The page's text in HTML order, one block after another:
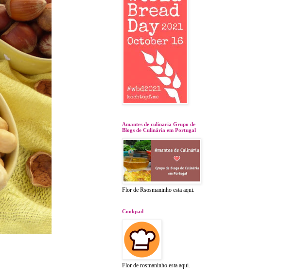
Amantes de culinaria Grupo de
Blogs de Culinária em Portugal
Flor de Rsosmaninho esta aqui.
Cookpad
Flor de rosmaninho esta aqui.